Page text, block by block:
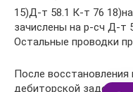
15)Д-т 58.1 К-т 76
зачислены на р-сч Д-т
Остальные проводки
После восстановления
дебиторской